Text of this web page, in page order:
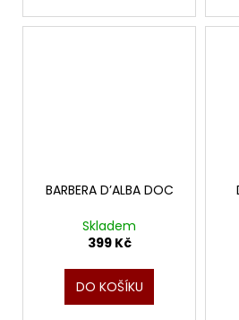
BARBERA D’ALBA DOC
Skladem
399 Kč
DO KOŠÍKU